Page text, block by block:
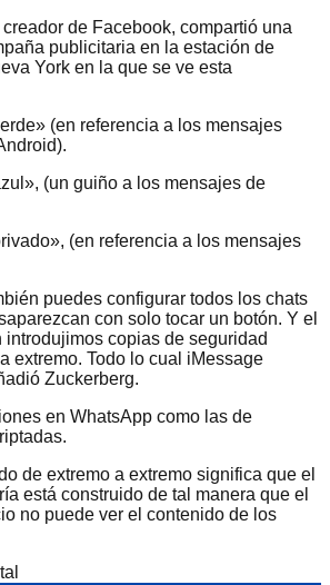
de Facebook, compartió una
publicitaria en la estación de
York en la que se ve esta
(en referencia a los mensajes
(un guiño a los mensajes de
(en referencia a los mensajes
puedes configurar todos los chats
con solo tocar un botón. Y el
copias de seguridad
extremo. Todo lo cual iMessage
Zuckerberg.
en WhatsApp como las de
de extremo a extremo significa que el
está construido de tal manera que el
no puede ver el contenido de los